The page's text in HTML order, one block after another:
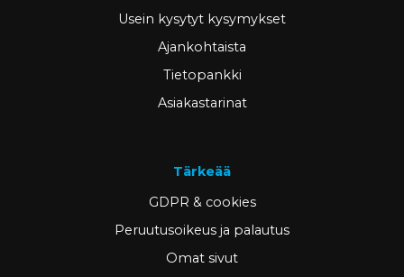
Usein kysytyt kysymykset
Ajankohtaista
Tietopankki
Asiakastarinat
Tärkeää
GDPR & cookies
Peruutusoikeus ja palautus
Omat sivut